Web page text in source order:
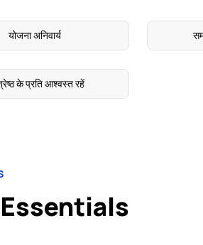
योजना अनिवार्य
के प्रति आश्वस्त रहें